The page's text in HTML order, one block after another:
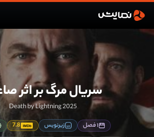
سریال مرگ بر اثر
Death by Lightning 2025
۱ فصل زیرنویس IMDb
7.8